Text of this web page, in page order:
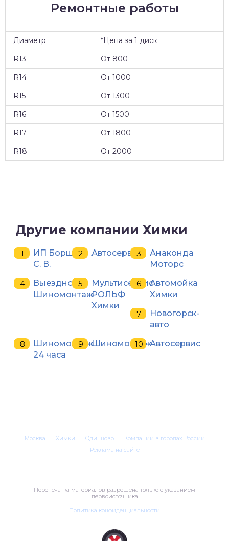
Ремонтные работы
Диаметр
*Цена за 1 диск
R13
От 800
R14
От 1000
R15
От 1300
R16
От 1500
R17
От 1800
R18
От 2000
Другие компании Химки
ИП Борщ
С. В.
Автосервис
Анаконда
Моторс
Выездной
Шиномонтаж
Мультисервис
РОЛЬФ
Химки
Автомойка
Химки
Новогорск-
авто
Шиномонтаж
24 часа
ШиномонтажАвтосервис
Москва Химки Одинцово
Компании в городах России
Реклама на сайте
Перепечатка материалов разрешена только с указанием
первоисточника
Политика конфиденциальности